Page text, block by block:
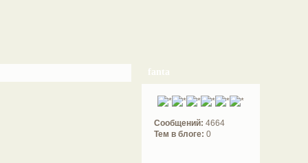
fanta
Сообщений: 4664
Тем в блоге: 0